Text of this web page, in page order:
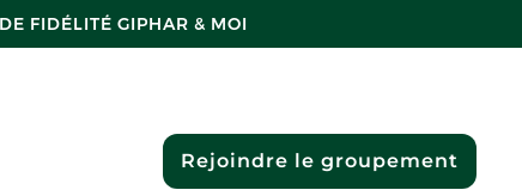
FIDÉLITÉ GIPHAR & MOI
Rejoindre le groupement